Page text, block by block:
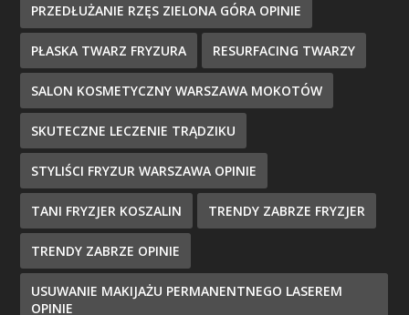
PRZEDŁUŻANIE RZĘS ZIELONA GÓRA OPINIE
PŁASKA TWARZ FRYZURA RESURFACING TWARZY
SALON KOSMETYCZNY WARSZAWA MOKOTÓW
SKUTECZNE LECZENIE TRĄDZIKU
STYLIŚCI FRYZUR WARSZAWA OPINIE
TANI FRYZJER KOSZALIN TRENDY ZABRZE FRYZJER
TRENDY ZABRZE OPINIE
USUWANIE MAKIJAŻU PERMANENTNEGO LASEREM
OPINIE